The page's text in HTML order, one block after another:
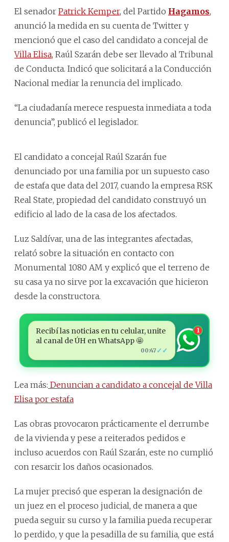
El senador Patrick Kemper, del Partido Hagamos,
anunció la medida en su cuenta de Twitter y
mencionó que el caso del candidato a concejal de
Villa Elisa, Raúl Szarán debe ser llevado al Tribunal
de Conducta. Indicó que solicitará a la Conducción
Nacional mediar la renuncia del implicado.
“La ciudadanía merece respuesta inmediata a toda
denuncia”, publicó el legislador.
El candidato a concejal Raúl Szarán fue
denunciado por una familia por un supuesto caso
de estafa que data del 2017, cuando la empresa RSK
Real State, propiedad del candidato construyó un
edificio al lado de la casa de los afectados.
Luz Saldívar, una de las integrantes afectadas,
relató sobre la situación en contacto con
Monumental 1080 AM y explicó que el terreno de
su casa ya no sirve por la excavación que hicieron
desde la constructora.
Recibí las noticias en tu celular, unite
al canal de ÚH en WhatsApp 🤩
00:47 ✓✓
1
Lea más: Denuncian a candidato a concejal de Villa
Elisa por estafa
Las obras provocaron prácticamente el derrumbe
de la vivienda y pese a reiterados pedidos e
incluso acuerdos con Raúl Szarán, este no cumplió
con resarcir los daños ocasionados.
La mujer precisó que esperan la designación de
un juez en el proceso judicial, de manera a que
pueda seguir su curso y la familia pueda recuperar
lo perdido, y que la pesadilla de su familia, que está